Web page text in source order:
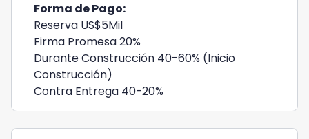
Forma de Pago:
Reserva US$5Mil
Firma Promesa 20%
Durante Construcción 40-60% (Inicio
Construcción)
Contra Entrega 40-20%